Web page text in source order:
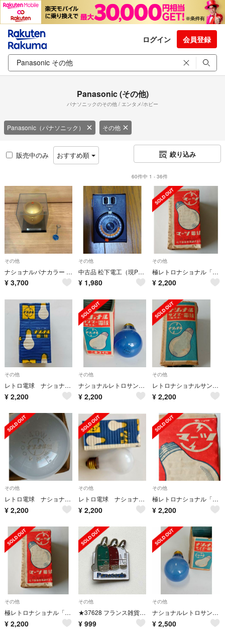
ログイン 会員登録
Panasonic (その他)
パナソニックのその他 / エンタメ/ホビー
Panasonic（パナソニック） その他
販売中のみ おすすめ順 絞り込み
60件中 1 - 36件
その他
ナショナルパナカラー タイムカプセル キーホルダー EXPO70 大阪万博
¥ 3,700
その他
中古品 松下電工（現Panasonic）製 オー・オーラジオタイマー 50kHz
¥ 1,980
その他
極レトロナショナル「マーツ」電球4個
¥ 2,200
その他
レトロ電球 ナショナル耐震球40W100V 4個
¥ 2,200
その他
ナショナルレトロサンマー電球［二重コイル］ ４個
¥ 2,200
その他
レトロナショナルサンマー電球4個
¥ 2,200
その他
レトロ電球 ナショナル耐震球40W100V 4個
¥ 2,200
その他
レトロ電球 ナショナル耐震球40W100V 4個
¥ 2,200
その他
極レトロナショナル「マーツ」電球4個 エンタ
¥ 2,200
その他
極レトロナショナル「マーツ」電球4個
¥ 2,200
その他
★37628 フランス雑貨 ピンバッジ ピンズ パナソニック 掃除機 クリーナー
¥ 999
その他
ナショナルレトロサンマー電球６個
¥ 2,500